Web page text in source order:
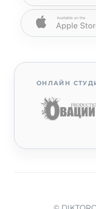
ОНЛАЙН